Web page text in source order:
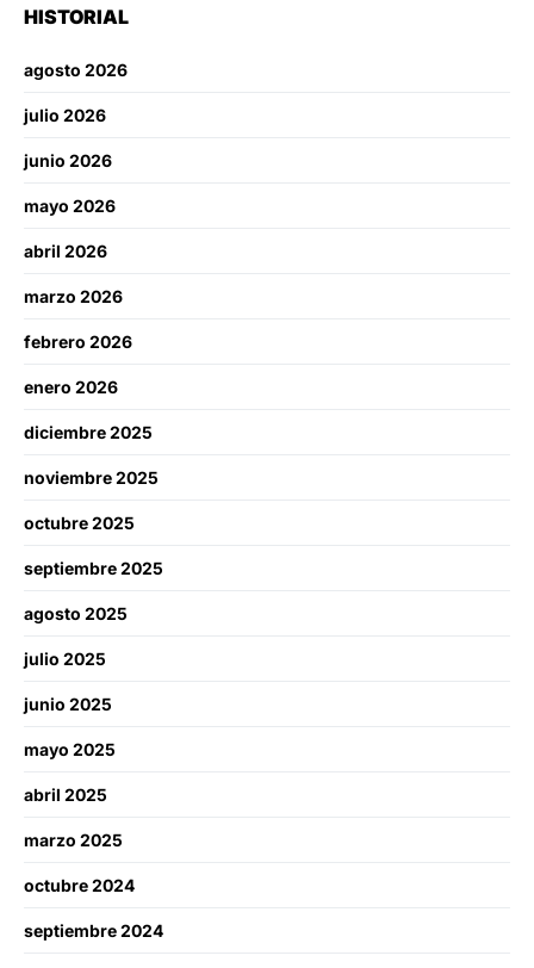
HISTORIAL
agosto 2026
julio 2026
junio 2026
mayo 2026
abril 2026
marzo 2026
febrero 2026
enero 2026
diciembre 2025
noviembre 2025
octubre 2025
septiembre 2025
agosto 2025
julio 2025
junio 2025
mayo 2025
abril 2025
marzo 2025
octubre 2024
septiembre 2024